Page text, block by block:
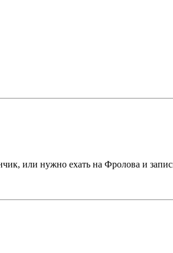
или нужно ехать на Фролова и